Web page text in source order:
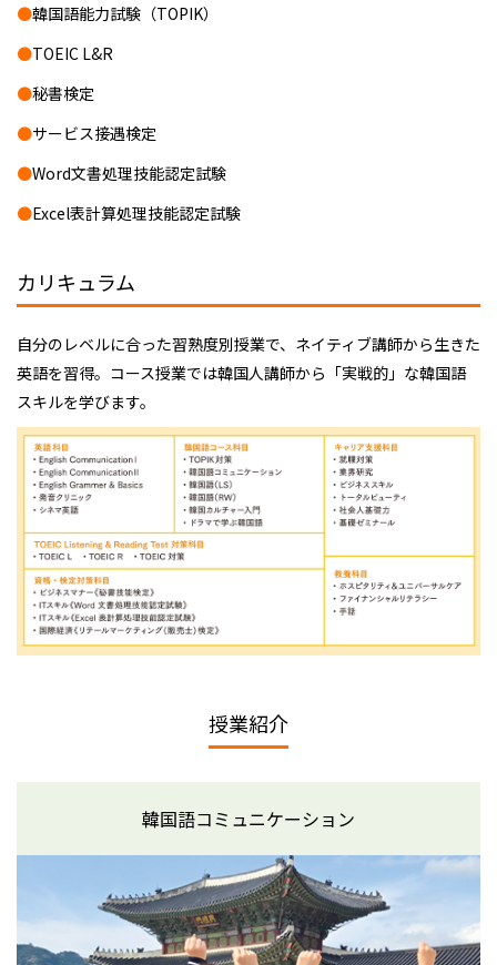
韓国語能力試験（TOPIK）
TOEIC L&R
秘書検定
サービス接遇検定
Word文書処理技能認定試験
Excel表計算処理技能認定試験
カリキュラム
自分のレベルに合った習熟度別授業で、ネイティブ講師から生きた
英語を習得。コース授業では韓国人講師から「実戦的」な韓国語
スキルを学びます。
授業紹介
韓国語コミュニケーション